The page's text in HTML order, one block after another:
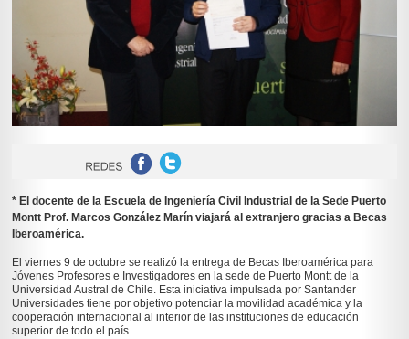
* El docente de la Escuela de Ingeniería Civil Industrial de la Sede Puerto
Montt Prof. Marcos González Marín viajará al extranjero gracias a Becas
Iberoamérica.
El viernes 9 de octubre se realizó la entrega de Becas Iberoamérica para
Jóvenes Profesores e Investigadores en la sede de Puerto Montt de la
Universidad Austral de Chile. Esta iniciativa impulsada por Santander
Universidades tiene por objetivo potenciar la movilidad académica y la
cooperación internacional al interior de las instituciones de educación
superior de todo el país.